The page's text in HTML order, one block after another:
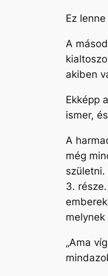
Ez
A
akiben
Ekképp
ismer,
A
még
3.
„Ama